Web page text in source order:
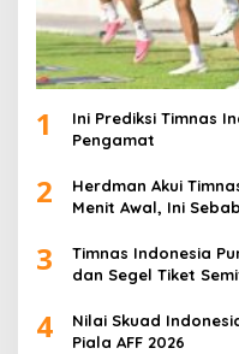
1
Ini Prediksi Timnas
Pengamat
2
Herdman Akui
Menit Awal, Ini
3
Timnas Indonesia
dan Segel Tiket
4
Nilai Skuad
Piala AFF 2026